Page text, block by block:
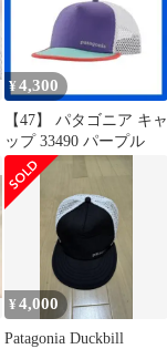
¥ 4,300
【47】 パタゴニア キャ
ップ 33490 パープル
¥4,000
Patagonia Duckbill